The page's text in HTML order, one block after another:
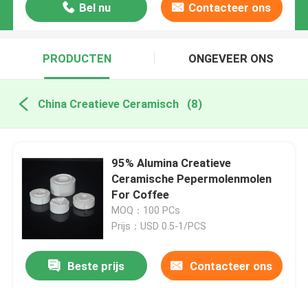
Bel nu Contacteer ons
PRODUCTEN ONGEVEER ONS
China Creatieve Ceramisch (8)
95% Alumina Creatieve
Ceramische Pepermolenmolen
For Coffee
MOQ：100 PCs
Prijs：USD 0.5-1/PCS
Beste prijs Contacteer ons